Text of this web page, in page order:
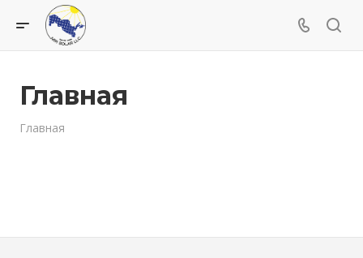
Главная
Главная